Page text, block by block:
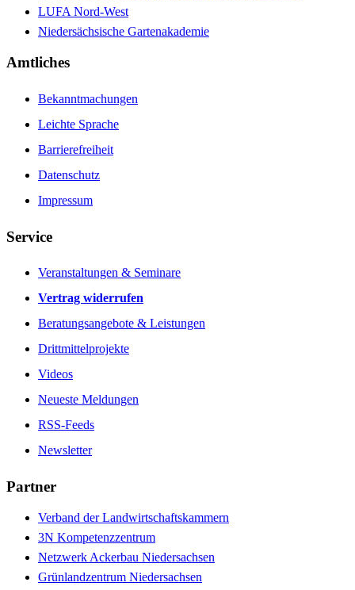
LUFA Nord-West
Niedersächsische Gartenakademie
Amtliches
Bekanntmachungen
Leichte Sprache
Barrierefreiheit
Datenschutz
Impressum
Service
Veranstaltungen & Seminare
Vertrag widerrufen
Beratungsangebote & Leistungen
Drittmittelprojekte
Videos
Neueste Meldungen
RSS-Feeds
Newsletter
Partner
Verband der Landwirtschaftskammern
3N Kompetenzzentrum
Netzwerk Ackerbau Niedersachsen
Grünlandzentrum Niedersachsen